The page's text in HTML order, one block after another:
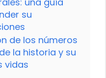
su
de los números
la historia y su
vidas